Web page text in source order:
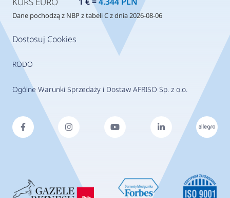
Dostosuj Cookies
RODO
Ogólne Warunki Sprzedaży i Dostaw AFRISO Sp. z o.o.
Dane pochodzą z NBP z tabeli C z dnia 2026-08-06